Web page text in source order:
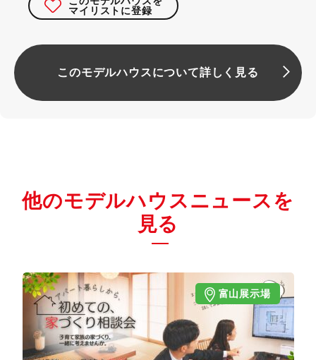
マイリストに登録
このモデルハウスについて詳しく見る
他のモデルハウスニュースを
見る
富山展示場